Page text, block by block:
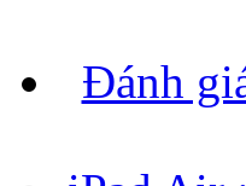
Đánh